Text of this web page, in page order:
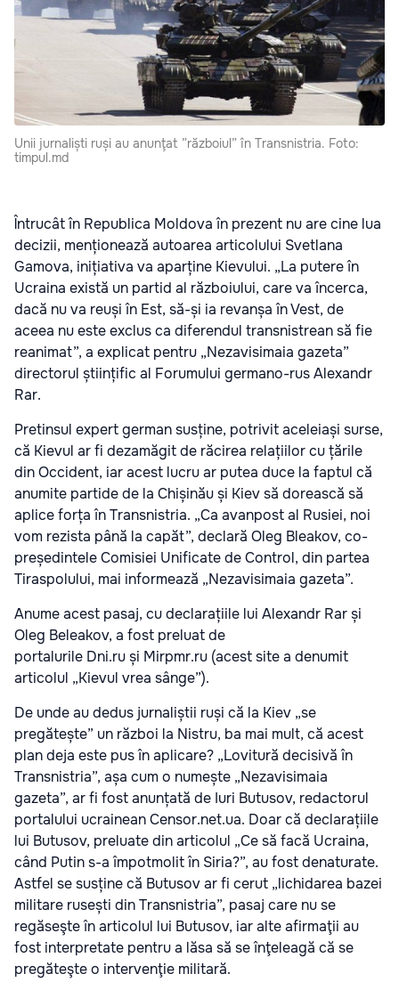
Unii jurnaliști ruși au anunţat ”războiul” în Transnistria. Foto:
timpul.md
Întrucât în Republica Moldova în prezent nu are cine lua
decizii, menționează autoarea articolului Svetlana
Gamova, inițiativa va aparține Kievului. „La putere în
Ucraina există un partid al războiului, care va încerca,
dacă nu va reuși în Est, să-și ia revanșa în Vest, de
aceea nu este exclus ca diferendul transnistrean să fie
reanimat”, a explicat pentru „Nezavisimaia gazeta”
directorul științific al Forumului germano-rus Alexandr
Rar.
Pretinsul expert german susține, potrivit aceleiași surse,
că Kievul ar fi dezamăgit de răcirea relațiilor cu țările
din Occident, iar acest lucru ar putea duce la faptul că
anumite partide de la Chișinău și Kiev să dorească să
aplice forța în Transnistria. „Ca avanpost al Rusiei, noi
vom rezista până la capăt”, declară Oleg Bleakov, co-
președintele Comisiei Unificate de Control, din partea
Tiraspolului, mai informează „Nezavisimaia gazeta”.
Anume acest pasaj, cu declarațiile lui Alexandr Rar și
Oleg Beleakov, a fost preluat de
portalurile Dni.ru și Mirpmr.ru (acest site a denumit
articolul „Kievul vrea sânge”).
De unde au dedus jurnaliștii ruși că la Kiev „se
pregătește” un război la Nistru, ba mai mult, că acest
plan deja este pus în aplicare? „Lovitură decisivă în
Transnistria”, așa cum o numește „Nezavisimaia
gazeta”, ar fi fost anunțată de Iuri Butusov, redactorul
portalului ucrainean Censor.net.ua. Doar că declarațiile
lui Butusov, preluate din articolul „Ce să facă Ucraina,
când Putin s-a împotmolit în Siria?”, au fost denaturate.
Astfel se susține că Butusov ar fi cerut „lichidarea bazei
militare rusești din Transnistria”, pasaj care nu se
regăseşte în articolul lui Butusov, iar alte afirmaţii au
fost interpretate pentru a lăsa să se înţeleagă că se
pregăteşte o intervenţie militară.